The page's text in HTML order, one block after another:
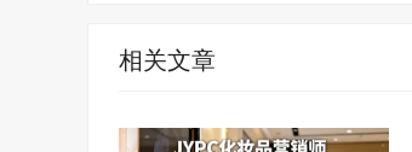
相关文章